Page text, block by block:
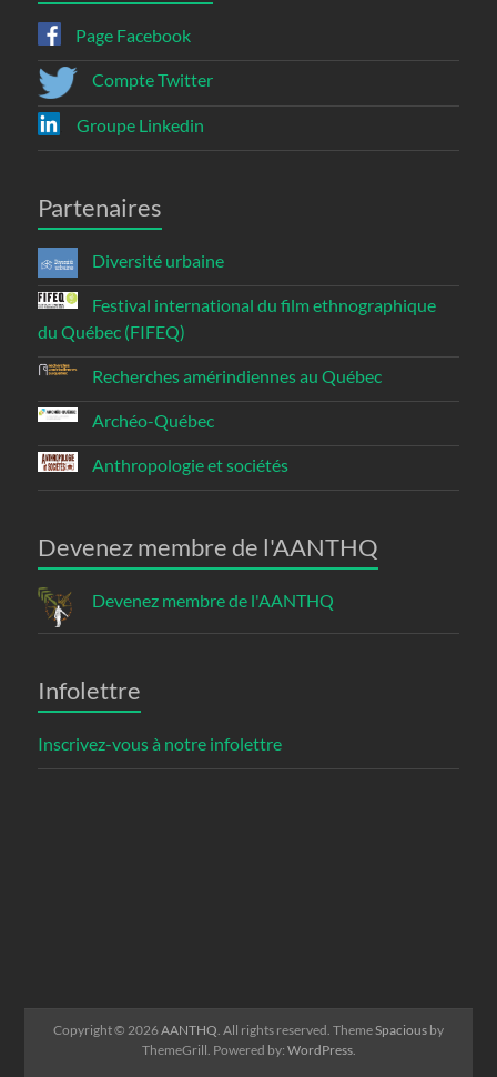
Page Facebook
Compte Twitter
Groupe Linkedin
Partenaires
Diversité urbaine
Festival international du film ethnographique
du Québec (FIFEQ)
Recherches amérindiennes au Québec
Archéo-Québec
Anthropologie et sociétés
Devenez membre de l'AANTHQ
Devenez membre de l'AANTHQ
Infolettre
Inscrivez-vous à notre infolettre
Copyright © 2026AANTHQ. All rights reserved. ThemeSpacious by
ThemeGrill. Powered by: WordPress.